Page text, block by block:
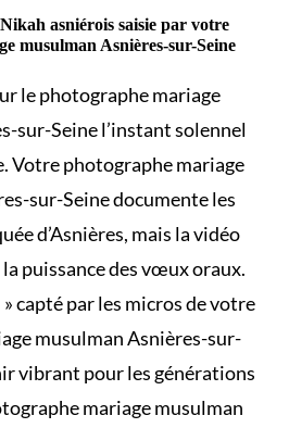
asniérois saisie par votre
musulman Asnières-sur-Seine
le photographe mariage
sur-Seine l’instant solennel
Votre photographe mariage
sur-Seine documente les
d’Asnières, mais la vidéo
puissance des vœux oraux.
capté par les micros de votre
musulman Asnières-sur-
vibrant pour les générations
mariage musulman